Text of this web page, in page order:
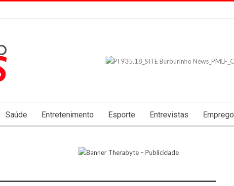
Saúde Entretenimento Esporte Entrevistas Emprego